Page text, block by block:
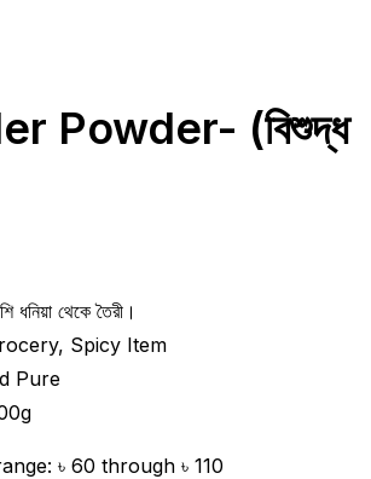
Powder- (বিশুদ্ধ
ধনিয়া থেকে তৈরী।
Spicy Item
Pure
৳ 60 through ৳ 110